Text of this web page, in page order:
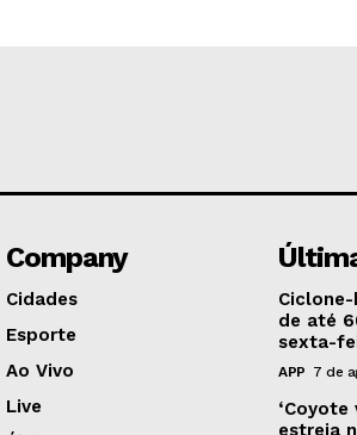
Company
Cidades
Esporte
Ao Vivo
Live
de até
sexta-
APP 7 de
estreia